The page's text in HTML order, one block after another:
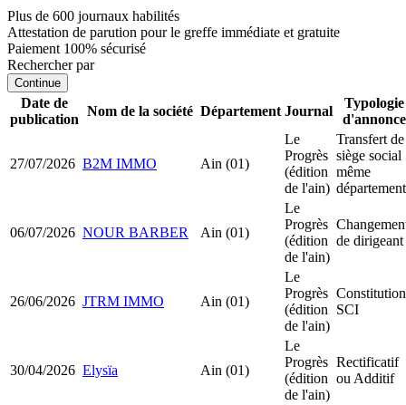
Plus de 600 journaux habilités
Attestation de parution pour le greffe immédiate et gratuite
Paiement 100% sécurisé
Rechercher par
Continue
Date de
publication
Nom de la société Département Journal
Typologie
d'annonce
27/07/2026 B2M IMMO Ain (01)
Le
Progrès
(édition
de l'ain)
Transfert de
siège social
même
département
06/07/2026 NOUR BARBER Ain (01)
Le
Progrès
(édition
de l'ain)
de dirigeant
26/06/2026 JTRM IMMO Ain (01)
Le
Progrès
(édition
de l'ain)
Constitution
SCI
30/04/2026 Elysïa Ain (01)
Le
Progrès
(édition
de l'ain)
Rectificatif
ou Additif